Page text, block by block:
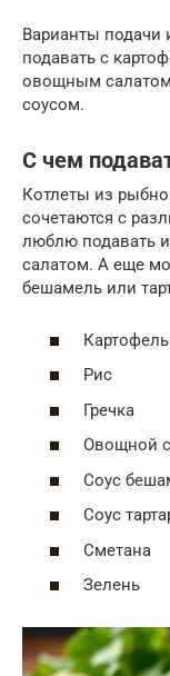
Варианты подачи
подавать с
овощным
соусом.
С чем
Котлеты из
сочетаются с
люблю подавать
салатом. А еще
бешамель или
Рис
Гречка
Овощной
Соус
Соус
Сметана
Зелень